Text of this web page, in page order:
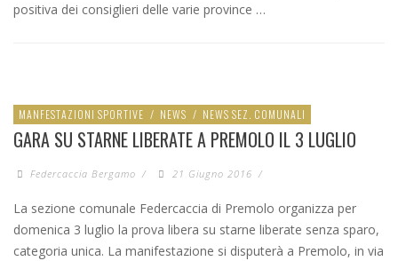
positiva dei consiglieri delle varie province …
MANFESTAZIONI SPORTIVE / NEWS / NEWS SEZ. COMUNALI
GARA SU STARNE LIBERATE A PREMOLO IL 3 LUGLIO
Federcaccia Bergamo / 21 Giugno 2016 /
La sezione comunale Federcaccia di Premolo organizza per
domenica 3 luglio la prova libera su starne liberate senza sparo,
categoria unica. La manifestazione si disputerà a Premolo, in via